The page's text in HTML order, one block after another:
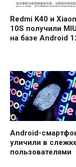
Redmi K40 и
10S получили
на базе Android
Android-
уличили в
пользователями